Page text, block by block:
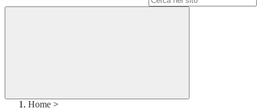
Home >